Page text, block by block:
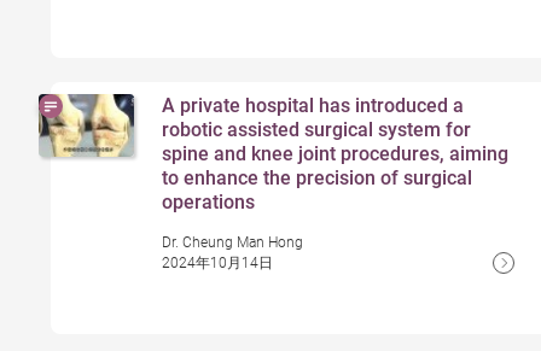
A private hospital has introduced a
robotic assisted surgical system for
spine and knee joint procedures, aiming
to enhance the precision of surgical
operations
Dr. Cheung Man Hong
2024年10月14日